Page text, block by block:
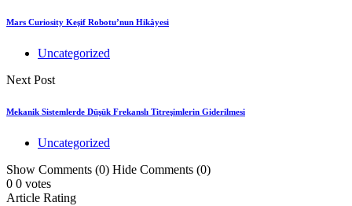
Mars Curiosity Keşif Robotu’nun Hikâyesi
Uncategorized
Next Post
Mekanik Sistemlerde Düşük Frekanslı Titreşimlerin Giderilmesi
Uncategorized
Show Comments (0) Hide Comments (0)
0 0 votes
Article Rating